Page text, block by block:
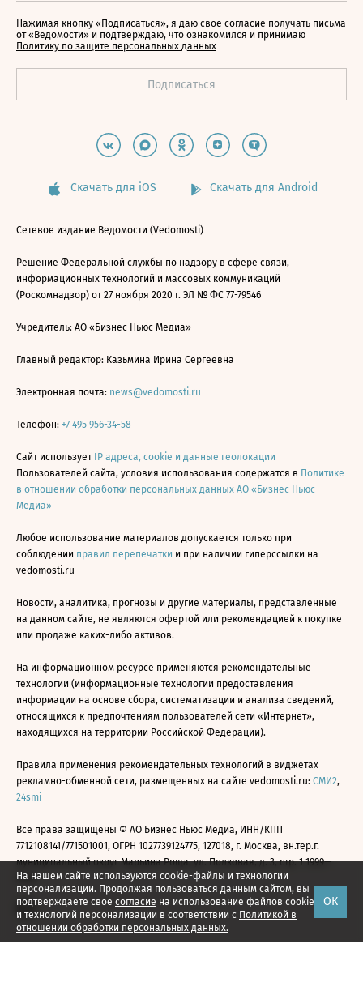
На нашем сайте используются cookie-файлы и технологии
персонализации. Продолжая пользоваться данным сайтом, вы
подтверждаете свое согласие на использование файлов cookie
и технологий персонализации в соответствии с Политикой в
отношении обработки персональных данных.
ОК
Нажимая кнопку «Подписаться», я даю свое согласие получать письма
от «Ведомости» и подтверждаю, что ознакомился и принимаю
Политику по защите персональных данных
Скачать для iOS Скачать для Android
Сетевое издание Ведомости (Vedomosti)
Решение Федеральной службы по надзору в сфере связи,
информационных технологий и массовых коммуникаций
(Роскомнадзор) от 27 ноября 2020 г. ЭЛ № ФС 77-79546
Учредитель: АО «Бизнес Ньюс Медиа»
Главный редактор: Казьмина Ирина Сергеевна
Электронная почта: news@vedomosti.ru
Телефон: +7 495 956-34-58
Сайт использует IP адреса, cookie и данные геолокации
Пользователей сайта, условия использования содержатся в Политике
в отношении обработки персональных данных АО «Бизнес Ньюс
Медиа»
Любое использование материалов допускается только при
соблюдении правил перепечатки и при наличии гиперссылки на
vedomosti.ru
Новости, аналитика, прогнозы и другие материалы, представленные
на данном сайте, не являются офертой или рекомендацией к покупке
или продаже каких-либо активов.
На информационном ресурсе применяются рекомендательные
технологии (информационные технологии предоставления
информации на основе сбора, систематизации и анализа сведений,
относящихся к предпочтениям пользователей сети «Интернет»,
находящихся на территории Российской Федерации).
Правила применения рекомендательных технологий в виджетах
рекламно-обменной сети, размещенных на сайте vedomosti.ru: СМИ2,
24smi
Все права защищены © АО Бизнес Ньюс Медиа, ИНН/КПП
7712108141/771501001, ОГРН 1027739124775, 127018, г. Москва, вн.тер.г.
муниципальный округ Марьина Роща, ул. Полковая, д. 3, стр. 1 1999—
2026